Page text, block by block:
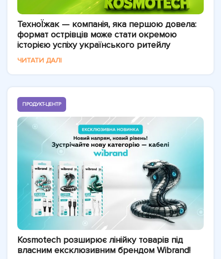
ТехноЇжак — компанія, яка першою довела:
формат острівців може стати окремою
історією успіху українського ритейлу
ЧИТАТИ ДАЛІ
ПРОДУКТ-ЦЕНТР
Kosmotech розширює лінійку товарів під
власним ексклюзивним брендом Wibrand!